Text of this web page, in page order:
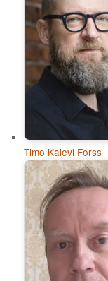
Timo Kalevi Forss